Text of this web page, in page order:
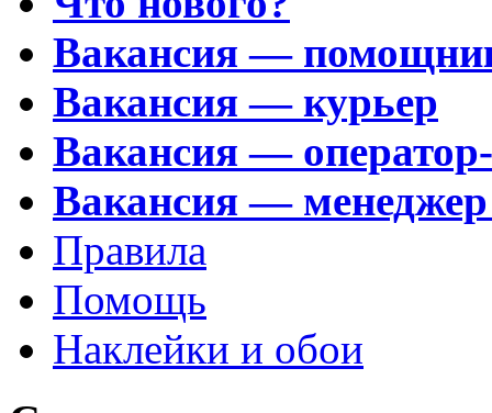
Вакансия —
Вакансия — курьер
Вакансия —
Вакансия —
Правила
Помощь
Наклейки и обои